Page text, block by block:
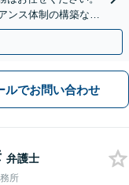
ンス体制の構築な
受けます
ルでお問い合わせ
弁護士
所